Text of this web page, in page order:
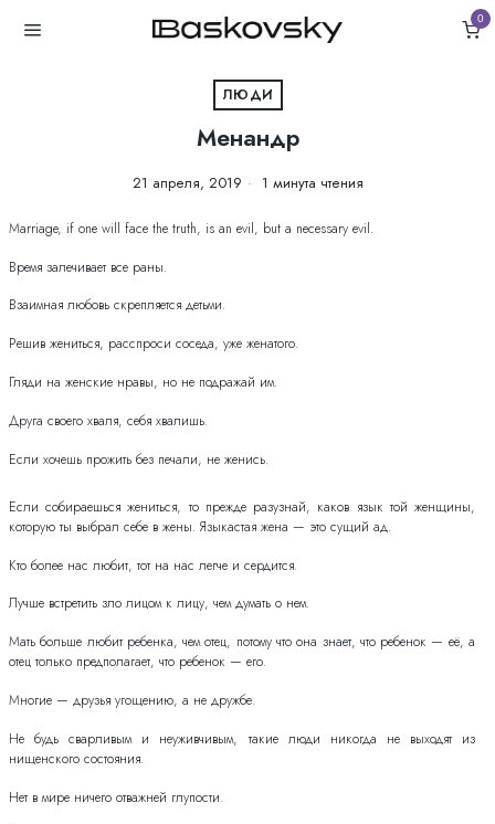
0
ЛЮДИ
Менандр
21 апреля, 2019 1 минута чтения
Marriage, if one will face the truth, is an evil, but a necessary evil.
Время залечивает все раны.
Взаимная любовь скрепляется детьми.
Решив жениться, расспроси соседа, уже женатого.
Гляди на женские нравы, но не подражай им.
Друга своего хваля, себя хвалишь.
Если хочешь прожить без печали, не женись.
Если собираешься жениться, то прежде разузнай, каков язык той женщины,
которую ты выбрал себе в жены. Языкастая жена — это сущий ад.
Кто более нас любит, тот на нас легче и сердится.
Лучше встретить зло лицом к лицу, чем думать о нем.
Мать больше любит ребенка, чем отец, потому что она знает, что ребенок — её, а
отец только предполагает, что ребенок — его.
Многие — друзья угощению, а не дружбе.
Не будь сварливым и неуживчивым, такие люди никогда не выходят из
нищенского состояния.
Нет в мире ничего отважней глупости.